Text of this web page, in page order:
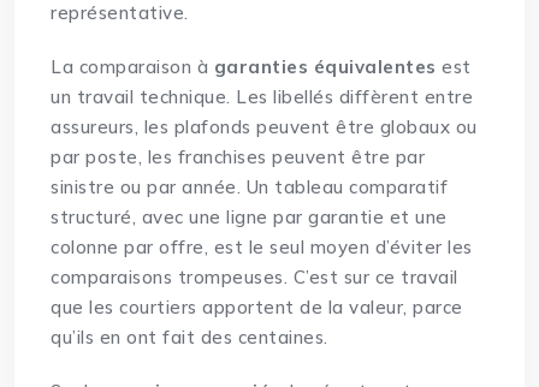
représentative.
La comparaison à garanties équivalentes est
un travail technique. Les libellés diffèrent entre
assureurs, les plafonds peuvent être globaux ou
par poste, les franchises peuvent être par
sinistre ou par année. Un tableau comparatif
structuré, avec une ligne par garantie et une
colonne par offre, est le seul moyen d’éviter les
comparaisons trompeuses. C’est sur ce travail
que les courtiers apportent de la valeur, parce
qu’ils en ont fait des centaines.